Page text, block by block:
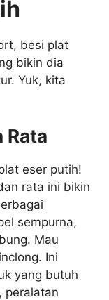
besi plat
bikin dia
Yuk, kita
Rata
eser putih!
rata ini bikin
sempurna,
Mau
Ini
yang butuh
peralatan